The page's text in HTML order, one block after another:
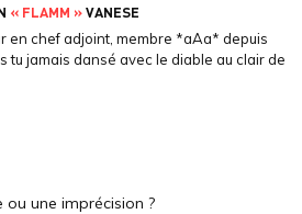
« FLAMM »VANESE
en chef adjoint, membre *aAa* depuis
tu jamais dansé avec le diable au clair de
une imprécision ?